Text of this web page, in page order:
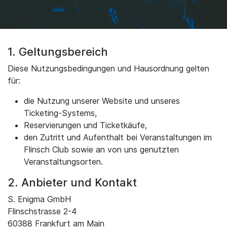
1. Geltungsbereich
Diese Nutzungsbedingungen und Hausordnung gelten
für:
die Nutzung unserer Website und unseres
Ticketing-Systems,
Reservierungen und Ticketkäufe,
den Zutritt und Aufenthalt bei Veranstaltungen im
Flinsch Club sowie an von uns genutzten
Veranstaltungsorten.
2. Anbieter und Kontakt
S. Enigma GmbH
Flinschstrasse 2-4
60388 Frankfurt am Main